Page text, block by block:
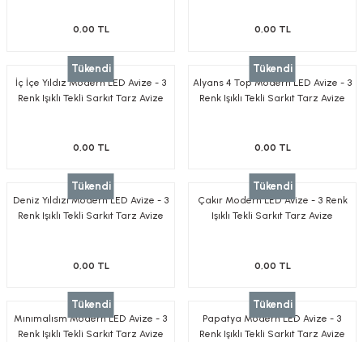
0,00 TL 0,00 TL
Tükendi
İç İçe Yıldız Modern LED Avize - 3
Renk Işıklı Tekli Sarkıt Tarz Avize
0,00 TL
Tükendi
Alyans 4 Top Modern LED Avize - 3
Renk Işıklı Tekli Sarkıt Tarz Avize
0,00 TL
Tükendi
Deniz Yıldızı Modern LED Avize - 3
Renk Işıklı Tekli Sarkıt Tarz Avize
0,00 TL
Tükendi
Çakır Modern LED Avize - 3 Renk
Işıklı Tekli Sarkıt Tarz Avize
0,00 TL
Tükendi
Mınımalısm Modern LED Avize - 3
Renk Işıklı Tekli Sarkıt Tarz Avize
Tükendi
Papatya Modern LED Avize - 3
Renk Işıklı Tekli Sarkıt Tarz Avize